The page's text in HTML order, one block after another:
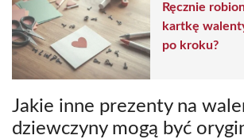
Ręcznie
kartkę
po kroku?
Jakie inne prezenty na
dziewczyny mogą być